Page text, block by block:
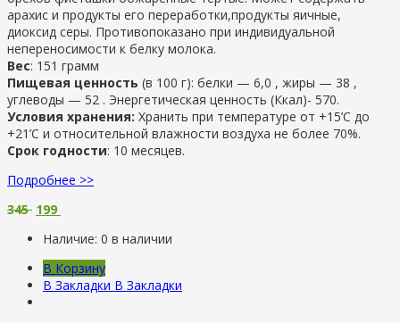
арахис и продукты его переработки,продукты яичные,
диоксид серы. Противопоказано при индивидуальной
непереносимости к белку молока.
Вес: 151 грамм
Пищевая ценность (в 100 г): белки — 6,0 , жиры — 38 ,
углеводы — 52 . Энергетическая ценность (Ккал)- 570.
Условия хранения: Хранить при температуре от +15’C до
+21’C и относительной влажности воздуха не более 70%.
Срок годности: 10 месяцев.
Подробнее >>
345 199
Наличие: 0 в наличии
В Корзину
В Закладки В Закладки